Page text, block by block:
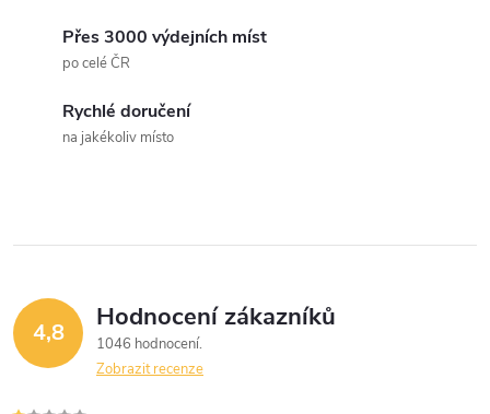
Přes 3000 výdejních míst
po celé ČR
Rychlé doručení
na jakékoliv místo
4,8 Hodnocení zákazníků
1046 hodnocení
Zobrazit recenze